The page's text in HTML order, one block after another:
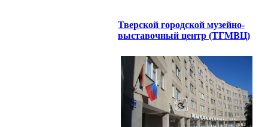
Тверской городской музейно-
выставочный центр (ТГМВЦ)